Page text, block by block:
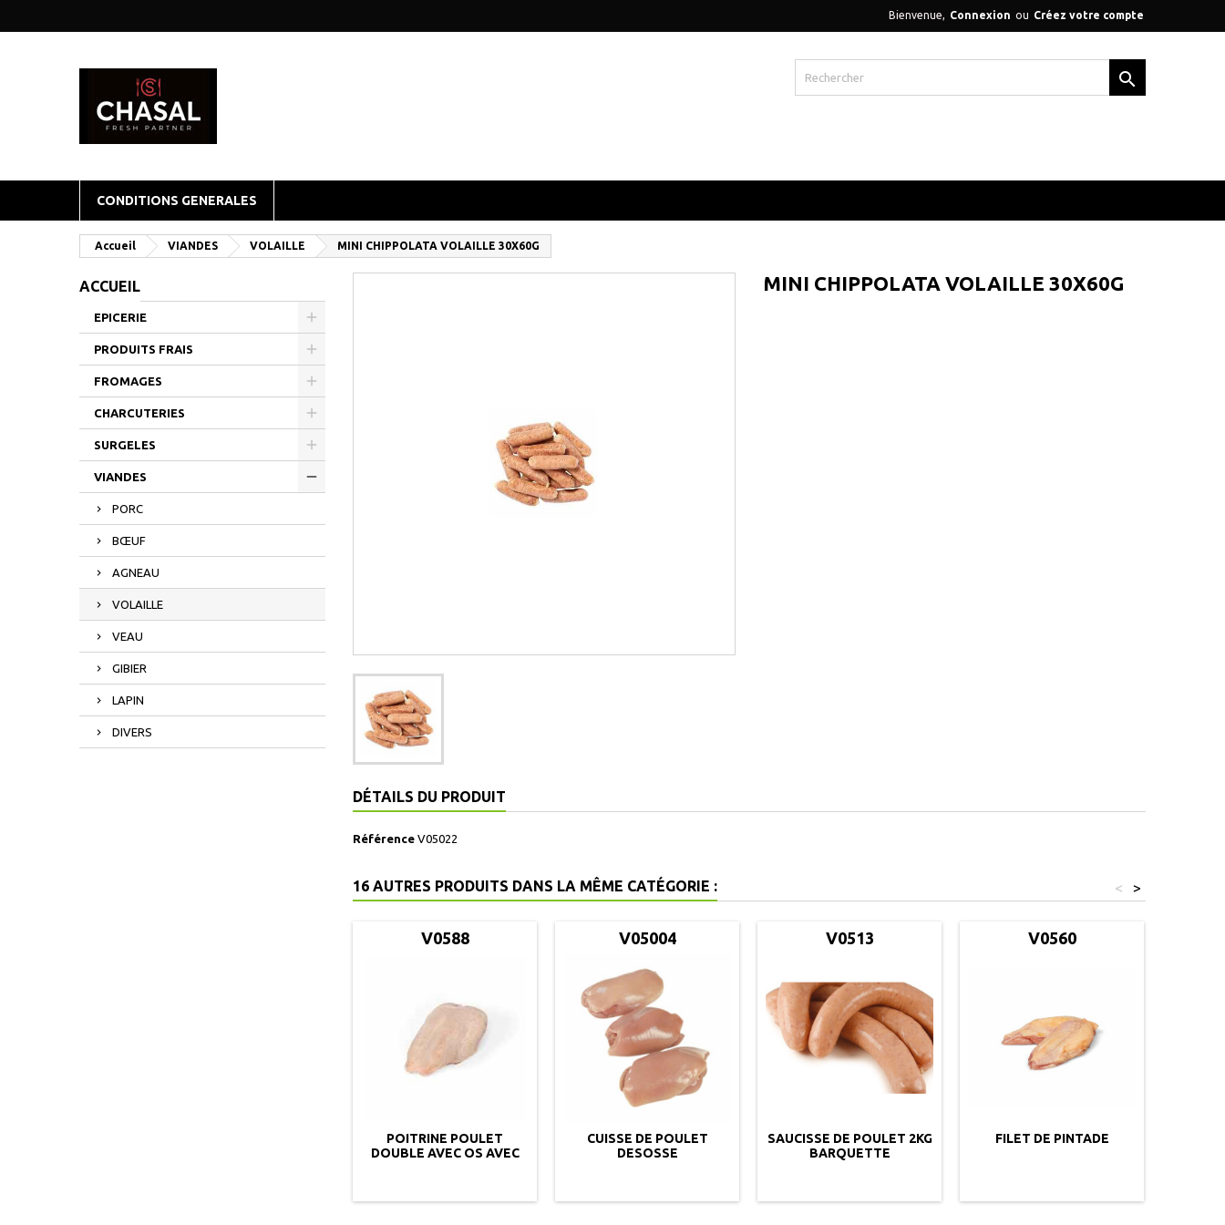
Bienvenue, Connexion ou Créez votre compte

CONDITIONS GENERALES
Accueil VIANDES VOLAILLE MINI CHIPPOLATA VOLAILLE 30X60G
ACCUEIL
EPICERIE
PRODUITS FRAIS
FROMAGES
CHARCUTERIES
SURGELES
VIANDES
PORC
BŒUF
AGNEAU
VOLAILLE
VEAU
GIBIER
LAPIN
DIVERS
MINI CHIPPOLATA VOLAILLE 30X60G
DÉTAILS DU PRODUIT
Référence V05022
16 AUTRES PRODUITS DANS LA MÊME CATÉGORIE : >
<
V0588
POITRINE POULET
DOUBLE AVEC OS AVEC
V05004
CUISSE DE POULET
DESOSSE
V0513
SAUCISSE DE POULET 2KG
BARQUETTE
V0560
FILET DE PINTADE